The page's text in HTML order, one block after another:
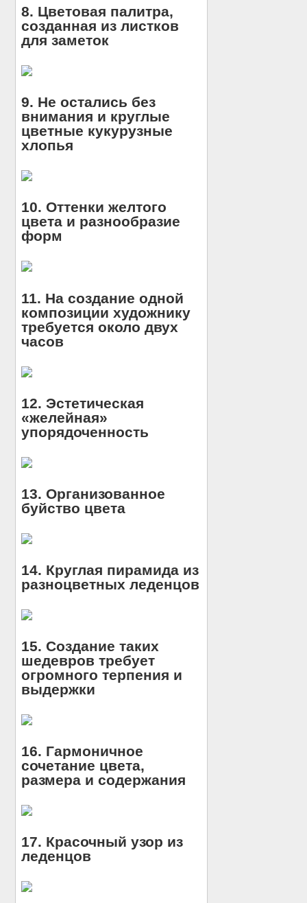
8. Цветовая палитра,
созданная из листков
для заметок
9. Не остались без
внимания и круглые
цветные кукурузные
хлопья
10. Оттенки желтого
цвета и разнообразие
форм
11. На создание одной
композиции художнику
требуется около двух
часов
12. Эстетическая
«желейная»
упорядоченность
13. Организованное
буйство цвета
14. Круглая пирамида из
разноцветных леденцов
15. Создание таких
шедевров требует
огромного терпения и
выдержки
16. Гармоничное
сочетание цвета,
размера и содержания
17. Красочный узор из
леденцов